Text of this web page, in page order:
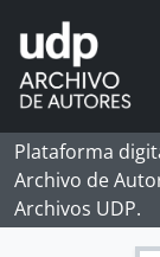
Skip to main
Plataforma
Archivo de
Archivos UDP.